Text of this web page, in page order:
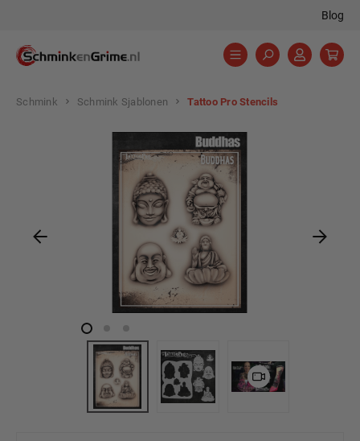
Blog
Schmink Schmink Sjablonen Tattoo Pro Stencils